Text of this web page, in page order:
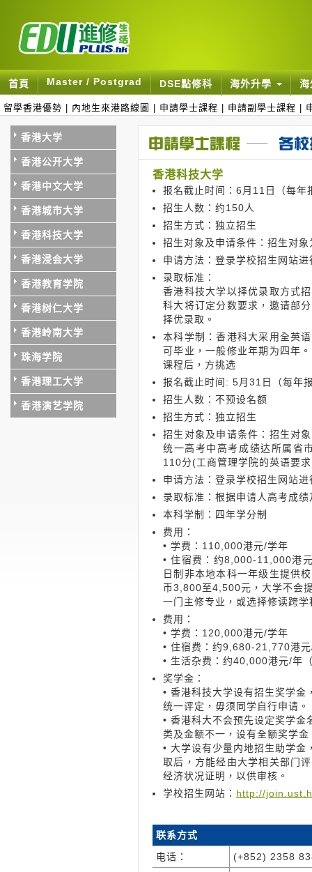
首頁 Master / Postgrad DSE點修科 海外升學
留學香港優勢 內地生來港路線圖 申請學士課程 申請副學士課程
香港大学
香港公开大学
香港中文大学
香港城市大学
香港科技大学
香港浸会大学
香港教育学院
香港树仁大学
香港岭南大学
珠海学院
香港理工大学
香港演艺学院
香港科技大学
报名截止时间：6月11日（每年
招生人数：约150人
招生方式：独立招生
招生对象及申请条件：招生对
申请方法：登录学校招生网站进
录取标准：
香港科技大学以择优录取方式
科大将订定分数要求，邀请部
择优录取。
本科学制：香港科大采用全英
可毕业，一般修业年期为四年
课程后，方挑选
报名截止时间: 5月31日（每年
招生人数：不预设名额
招生方式：独立招生
招生对象及申请条件：招生对
统一高考中高考成绩达所属省
110分(工商管理学院的英语要
申请方法：登录学校招生网站进
录取标准：根据申请人高考成
本科学制：四年学分制
费用：
• 学费：110,000港元/学年
• 住宿费：约8,000-11,000港
日制非本地本科一年级生提供
币3,800至4​​,500元，大学不会
一门主修专业，或选择修读跨学
费用：
• 学费：120,000港元/学年
• 住宿费：约9,680-21,770港
• 生活杂费：约40,000港元/年
奖学金：
• 香港科技大学设有招生奖学
统一评定，毋须同学自行申请。
• 香港科大不会预先设定奖学
类及金额不一，设有全额奖学
• 大学设有少量内地招生助学
取后，方能经由大学相关部门
经济状况证明，以供审核。
学校招生网站： http://
联系方式
电话：
(+852) 2358